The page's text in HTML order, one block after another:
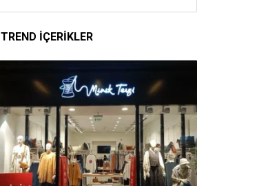
TREND İÇERİKLER